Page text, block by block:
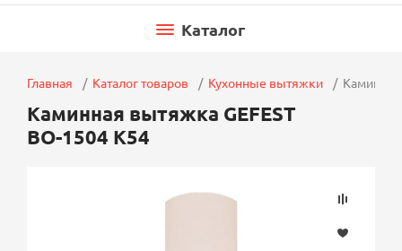
Каталог
Главная Каталог товаров Кухонные вытяжки
Каминная вытяжка GEFEST
ВО-1504 К54